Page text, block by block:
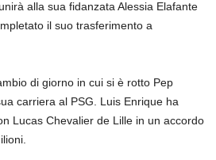
alla sua fidanzata Alessia Elafante
il suo trasferimento a
di giorno in cui si è rotto Pep
carriera al PSG. Luis Enrique ha
Lucas Chevalier de Lille in un accordo